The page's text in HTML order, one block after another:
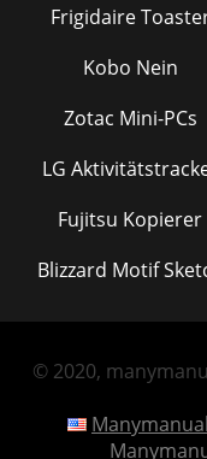
Frigidaire
Kobo Nein
Zotac Mini-PCs
LG
Fujitsu Kopierer
Blizzard Motif
© 2020,